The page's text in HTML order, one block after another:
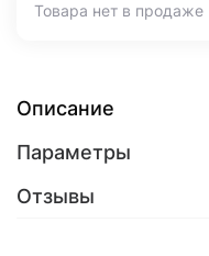
Товара нет в продаже
Описание
Параметры
Отзывы